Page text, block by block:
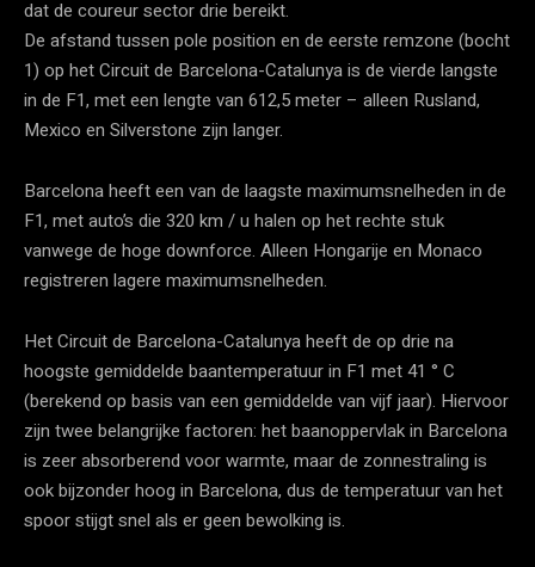
dat de coureur sector drie bereikt.
De afstand tussen pole position en de eerste remzone (bocht
1) op het Circuit de Barcelona-Catalunya is de vierde langste
in de F1, met een lengte van 612,5 meter – alleen Rusland,
Mexico en Silverstone zijn langer.
Barcelona heeft een van de laagste maximumsnelheden in de
F1, met auto’s die 320 km / u halen op het rechte stuk
vanwege de hoge downforce. Alleen Hongarije en Monaco
registreren lagere maximumsnelheden.
Het Circuit de Barcelona-Catalunya heeft de op drie na
hoogste gemiddelde baantemperatuur in F1 met 41 ° C
(berekend op basis van een gemiddelde van vijf jaar). Hiervoor
zijn twee belangrijke factoren: het baanoppervlak in Barcelona
is zeer absorberend voor warmte, maar de zonnestraling is
ook bijzonder hoog in Barcelona, ​​dus de temperatuur van het
spoor stijgt snel als er geen bewolking is.